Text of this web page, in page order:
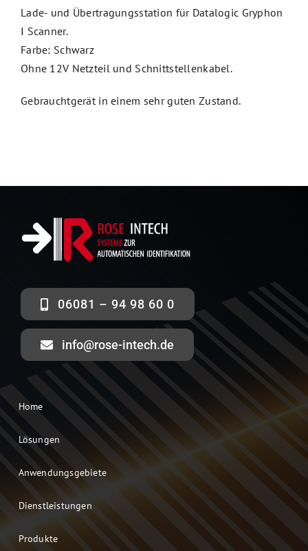
Lade- und Übertragungsstation für Datalogic Gryphon
I Scanner.
Farbe: Schwarz
Ohne 12V Netzteil und Schnittstellenkabel.
Gebrauchtgerät in einem sehr guten Zustand.
06081 – 94 98 60 0
info@rose-intech.de
Home
Lösungen
Anwendungsgebiete
Dienstleistungen
Produkte